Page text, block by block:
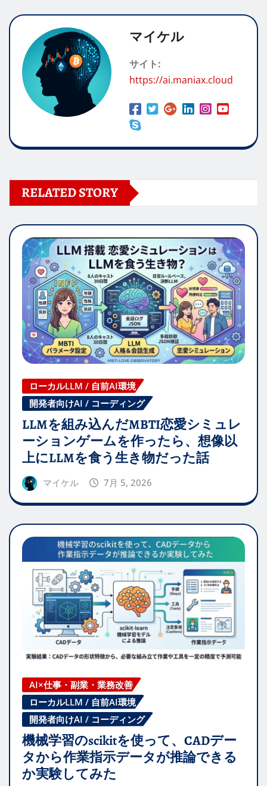
マイケル
サイト:
https://ai.maniax.cloud
RELATED STORY
ローカルLLM / 自前AI環境
開発者向けAI / コーディング
LLMを組み込んだMBTI恋愛シミュレ
ーションゲームを作ったら、想像以
上にLLMを食う生き物だった話
マイケル 7月 5, 2026
AI×仕事・副業・業務改善
ローカルLLM / 自前AI環境
開発者向けAI / コーディング
機械学習のscikitを使って、CADデー
タから作業指示データが推論できる
か実験してみた